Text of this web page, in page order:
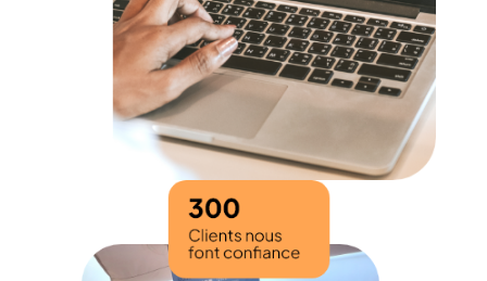
Site carrière
Captez les talents et valorisez votre image